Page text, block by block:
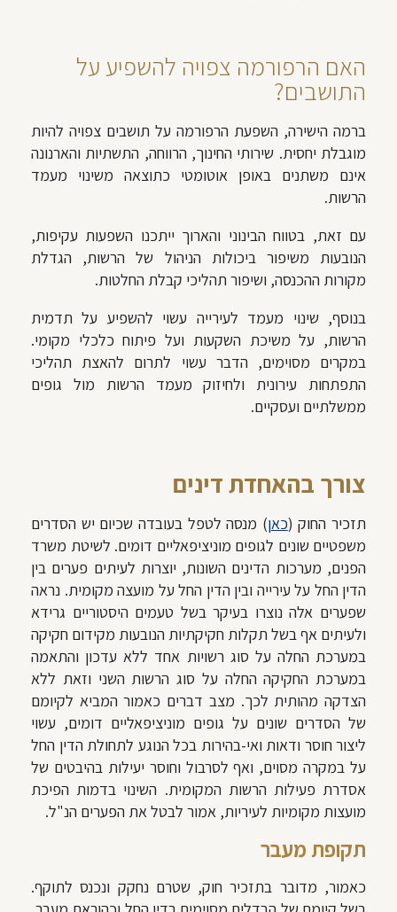
האם הרפורמה צפויה להשפיע על
התושבים?
ברמה הישירה, השפעת הרפורמה על תושבים צפויה להיות
מוגבלת יחסית. שירותי החינוך, הרווחה, התשתיות והארנונה
אינם משתנים באופן אוטומטי כתוצאה משינוי מעמד
הרשות.
עם זאת, בטווח הבינוני והארוך ייתכנו השפעות עקיפות,
הנובעות משיפור ביכולות הניהול של הרשות, הגדלת
מקורות ההכנסה, ושיפור תהליכי קבלת החלטות.
בנוסף, שינוי מעמד לעירייה עשוי להשפיע על תדמית
הרשות, על משיכת השקעות ועל פיתוח כלכלי מקומי.
במקרים מסוימים, הדבר עשוי לתרום להאצת תהליכי
התפתחות עירונית ולחיזוק מעמד הרשות מול גופים
ממשלתיים ועסקיים.
צורך בהאחדת דינים
תזכיר החוק (כאן) מנסה לטפל בעובדה שכיום יש הסדרים
משפטיים שונים לגופים מוניציפאליים דומים. לשיטת משרד
הפנים, מערכות הדינים השונות, יוצרות לעיתים פערים בין
הדין החל על עירייה ובין הדין החל על מועצה מקומית. נראה
שפערים אלה נוצרו בעיקר בשל טעמים היסטוריים גרידא
ולעיתים אף בשל תקלות חקיקתיות הנובעות מקידום חקיקה
במערכת החלה על סוג רשויות אחד ללא עדכון והתאמה
במערכת החקיקה החלה על סוג הרשות השני וזאת ללא
הצדקה מהותית לכך. מצב דברים כאמור המביא לקיומם
של הסדרים שונים על גופים מוניציפאליים דומים, עשוי
ליצור חוסר ודאות ואי-בהירות בכל הנוגע לתחולת הדין החל
על במקרה מסוים, ואף לסרבול וחוסר יעילות בהיבטים של
אסדרת פעילות הרשות המקומית. השינוי בדמות הפיכת
מועצות מקומיות לעיריות, אמור לבטל את הפערים הנ"ל.
תקופת מעבר
כאמור, מדובר בתזכיר חוק, שטרם נחקק ונכנס לתוקף.